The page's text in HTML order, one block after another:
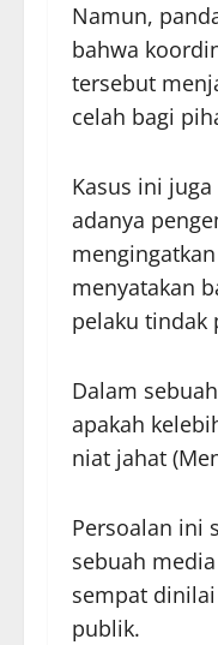
Namun,
bahwa
tersebut
celah bagi
Kasus ini
adanya
menyatakan
pelaku tindak
Dalam
apakah
niat jahat
Persoalan ini
sebuah
sempat
publik.